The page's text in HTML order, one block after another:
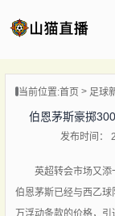
播当前位置:首页 足球
伯恩茅斯豪掷
发布时间：
英超转会市场又添一
伯恩茅斯已经与西乙
万浮动条款的价格，引